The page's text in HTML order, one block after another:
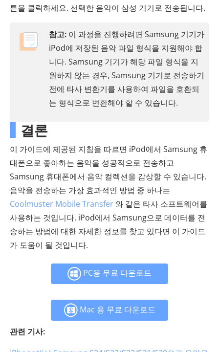
튼을 클릭하세요. 선택한 음악이 삼성 기기로 전송됩니다.
참고: 이 과정을 진행하려면 Samsung 기기가
iPod에 저장된 음악 파일 형식을 지원해야 합
니다. Samsung 기기가 해당 파일 형식을 지
원하지 않는 경우, Samsung 기기로 전송하기
전에 타사 변환기를 사용하여 파일을 호환되
는 형식으로 변환해야 할 수 있습니다.
결론
이 가이드에 제공된 지침을 따르면 iPod에서 Samsung 휴
대폰으로 좋아하는 음악을 성공적으로 전송하고
Samsung 휴대폰에서 음악 컬렉션을 감상할 수 있습니다.
음악을 전송하는 가장 효과적인 방법 중 하나는
Coolmuster Mobile Transfer 와 같은 타사 소프트웨어를
사용하는 것입니다. iPod에서 Samsung으로 데이터를 전
송하는 방법에 대한 자세한 정보를 찾고 있다면 이 가이드
가 도움이 될 것입니다.
PC용 무료 다운로드
Mac 용 무료 다운로드
관련 기사: